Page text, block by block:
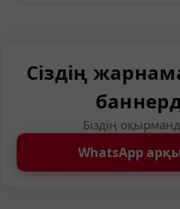
Сіздің
Біздің
WhatsApp